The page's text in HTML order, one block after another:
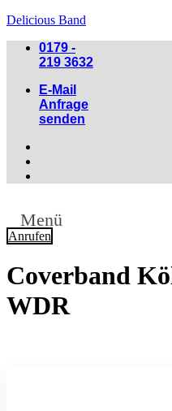
Delicious Band
0179 -
219 3632
E-Mail
Anfrage
senden
Menü
Anrufen
Coverband
WDR